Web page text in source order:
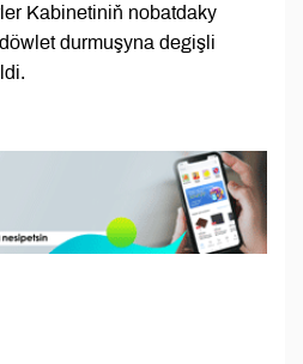
Kabinetiniň nobatdaky
durmuşyna degişli